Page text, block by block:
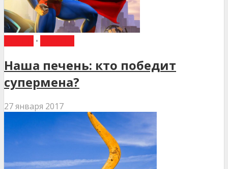
•
Наша печень: кто победит
супермена?
27 января 2017